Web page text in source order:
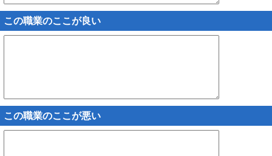
この職業のここが良い
この職業のここが悪い